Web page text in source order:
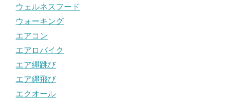
ウェルネスフード
ウォーキング
エアコン
エアロバイク
エア縄跳び
エア縄飛び
エクオール